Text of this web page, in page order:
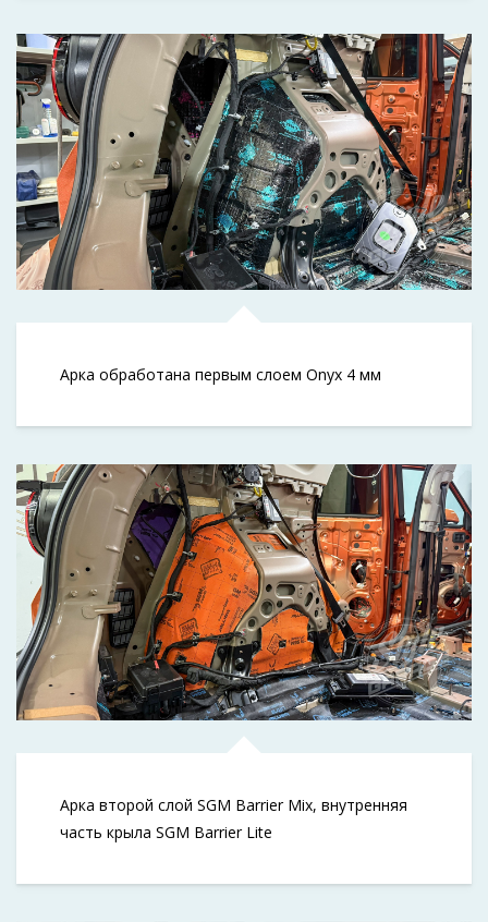
Арка обработана первым слоем Onyx 4 мм
Арка второй слой SGM Barrier Mix, внутренняя
часть крыла SGM Barrier Lite